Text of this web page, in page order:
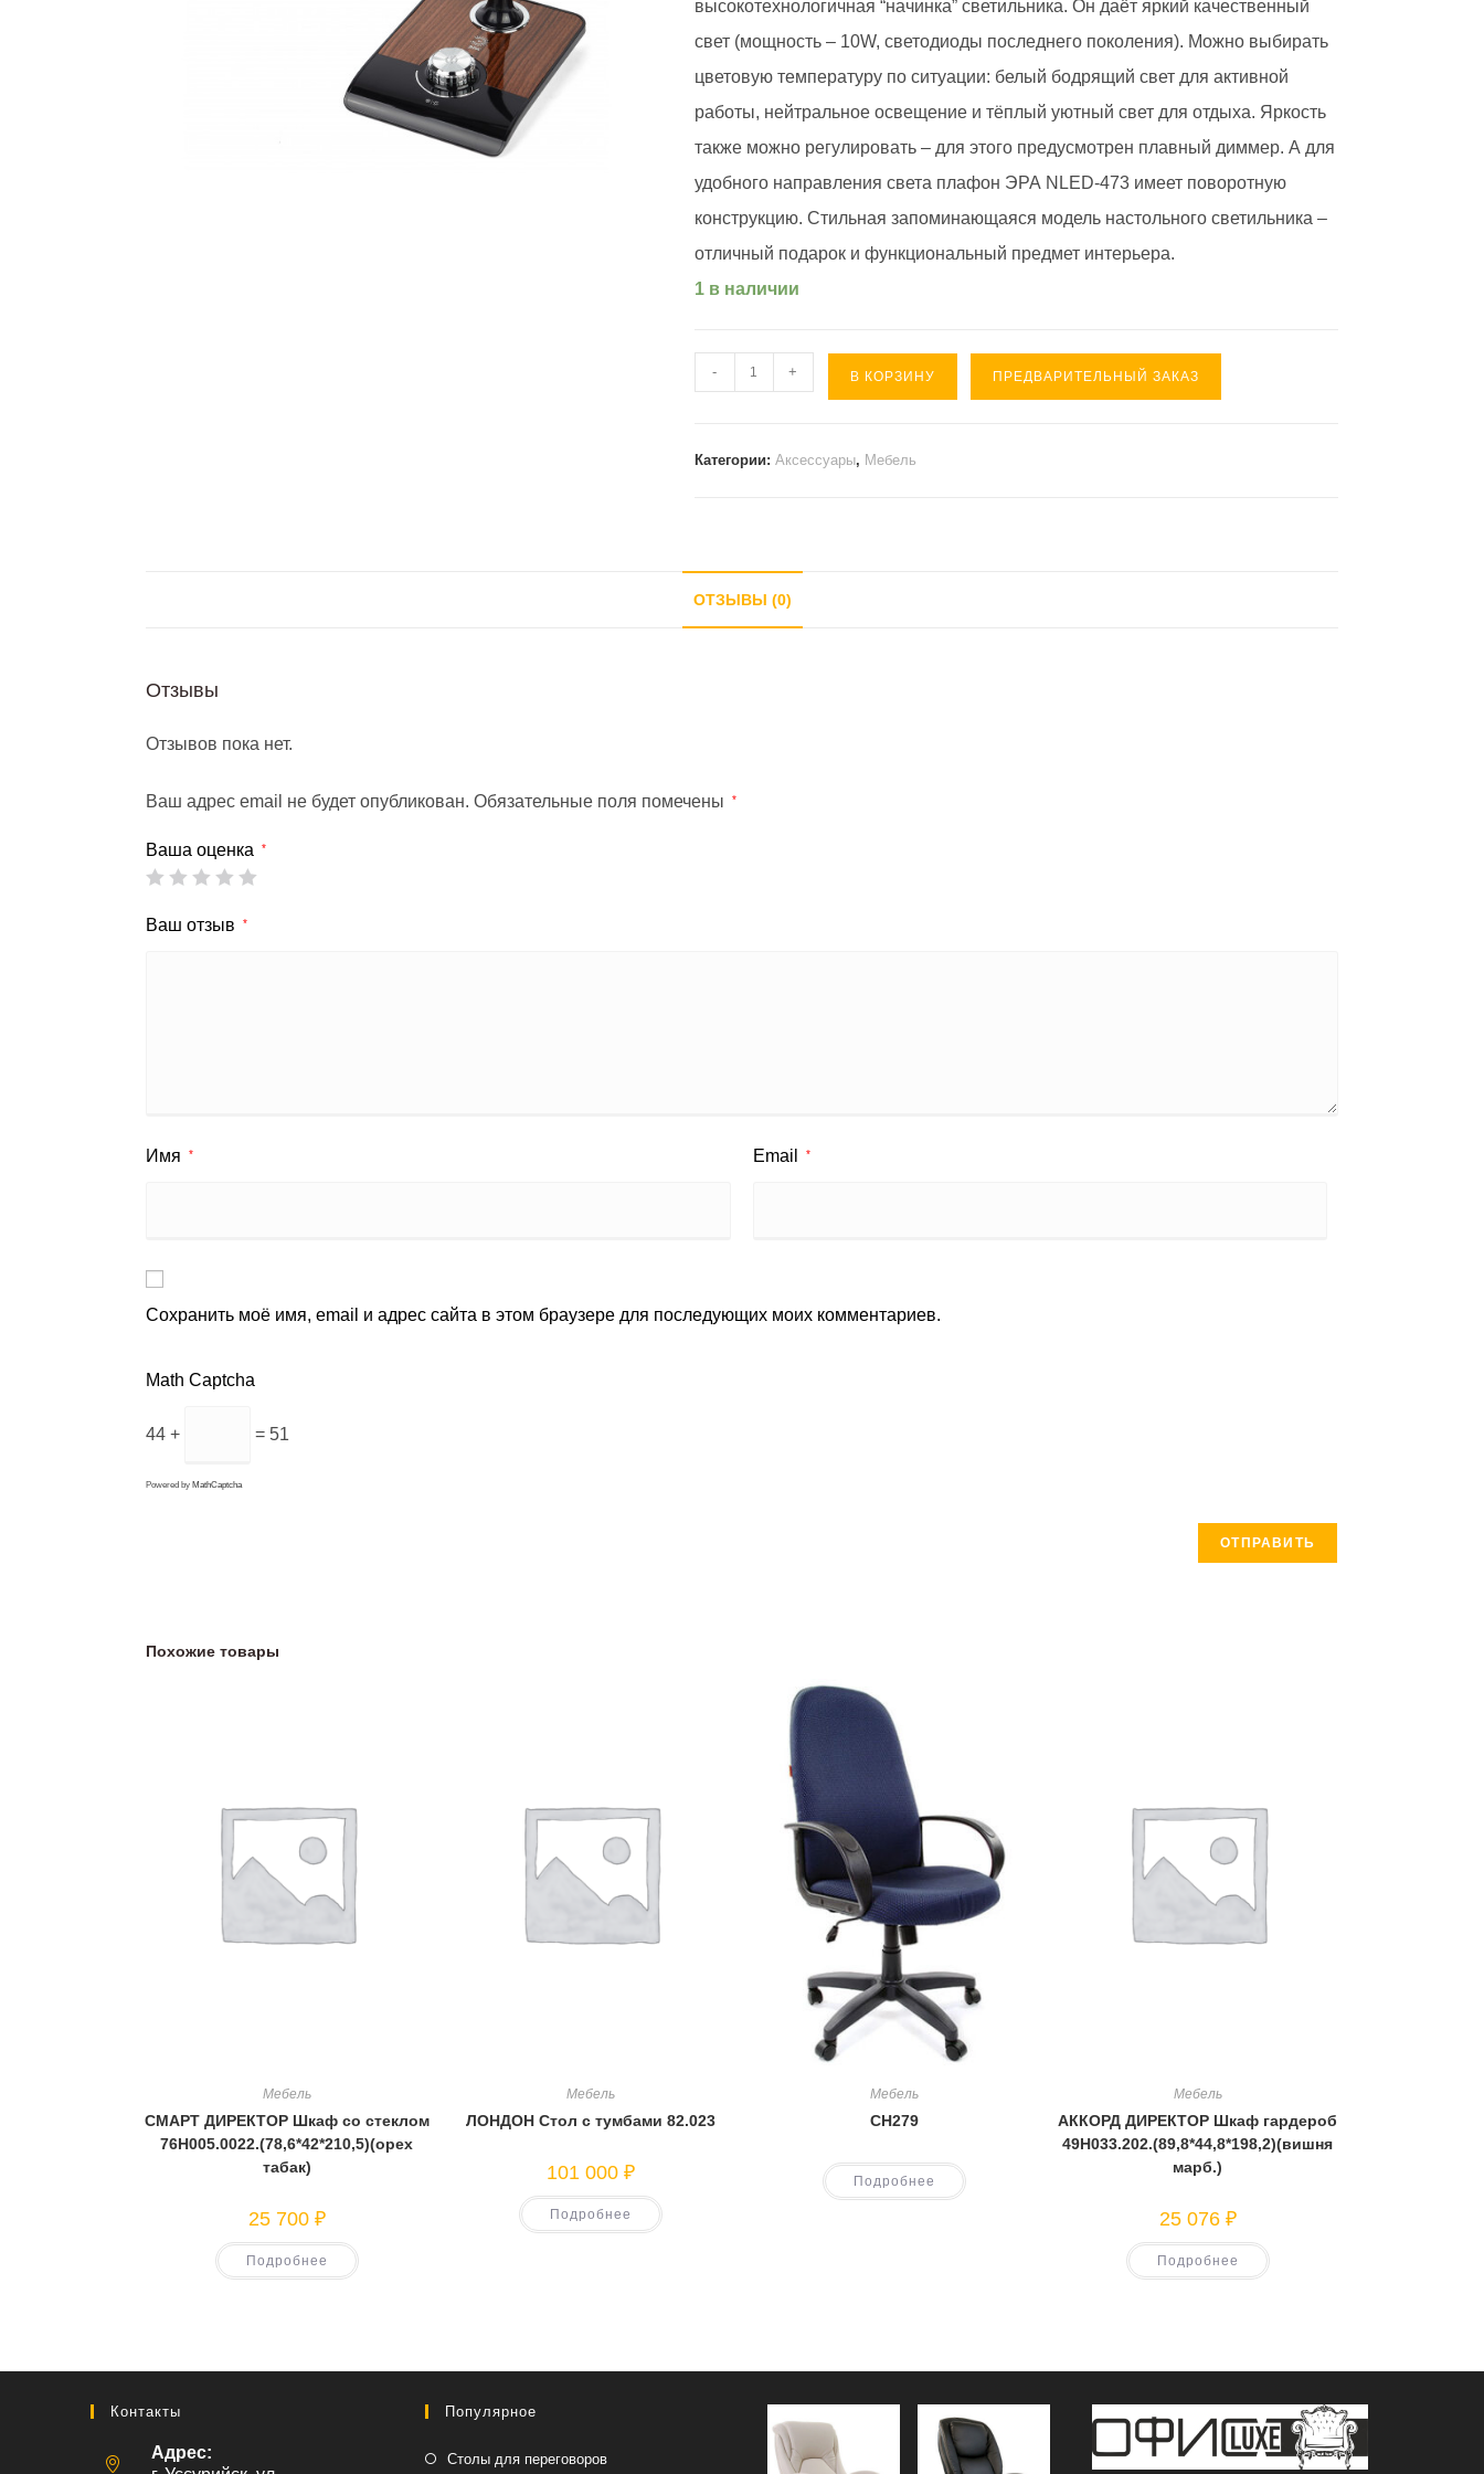
высокотехнологичная “начинка” светильника. Он даёт яркий качественный
свет (мощность – 10W, светодиоды последнего поколения). Можно выбирать
цветовую температуру по ситуации: белый бодрящий свет для активной
работы, нейтральное освещение и тёплый уютный свет для отдыха. Яркость
также можно регулировать – для этого предусмотрен плавный диммер. А для
удобного направления света плафон ЭРА NLED-473 имеет поворотную
конструкцию. Стильная запоминающаяся модель настольного светильника –
отличный подарок и функциональный предмет интерьера.
1 в наличии
Количество
товара
лампа
- + В КОРЗИНУ ПРЕДВАРИТЕЛЬНЫЙ ЗАКАЗ
Категории: Аксессуары, Мебель
ОТЗЫВЫ (0)
Отзывы
Отзывов пока нет.
Ваш адрес email не будет опубликован. Обязательные поля помечены *
Ваша оценка *
Ваш отзыв *
Имя * Email *
Сохранить моё имя, email и адрес сайта в этом браузере для последующих моих комментариев.
Math Captcha
44 + = 51
Powered by MathCaptcha
Похожие товары
Мебель
СМАРТ ДИРЕКТОР Шкаф со стеклом
76Н005.0022.(78,6*42*210,5)(орех
табак)
25 700 ₽
Подробнее
Мебель
ЛОНДОН Стол с тумбами 82.023
101 000 ₽
Подробнее
Мебель
CH279
Подробнее
Мебель
АККОРД ДИРЕКТОР Шкаф гардероб
49Н033.202.(89,8*44,8*198,2)(вишня
марб.)
25 076 ₽
Подробнее
Контакты
Адрес:
Популярное
Столы для переговоров